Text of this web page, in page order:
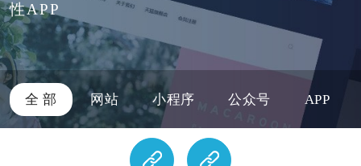
性APP
全 部 网站 小程序 公众号 APP